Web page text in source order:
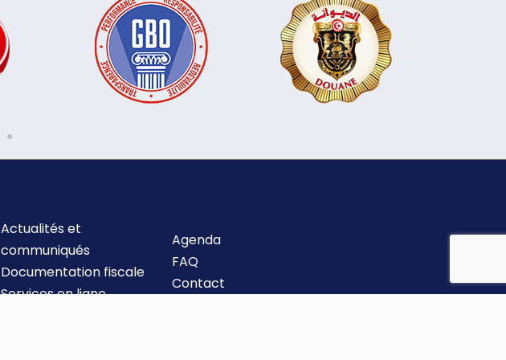
Actualités et
communiqués
Documentation fiscale
Services en ligne
Agenda
FAQ
Contact